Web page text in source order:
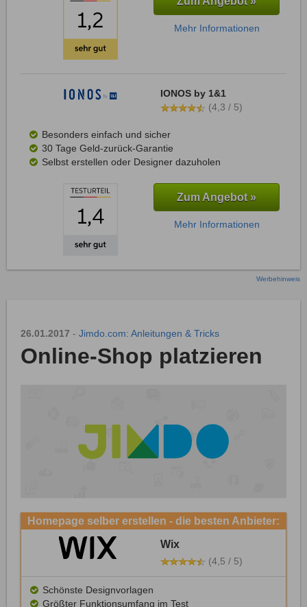
Mehr Informationen
IONOS by 1&1
(4,3 / 5)
Besonders einfach und sicher
30 Tage Geld-zurück-Garantie
Selbst erstellen oder Designer dazuholen
Zum Angebot »
Mehr Informationen
Werbehinweis
26.01.2017 - Jimdo.com: Anleitungen & Tricks
Online-Shop platzieren
Homepage selber erstellen - die besten Anbieter:
Wix
(4,5 / 5)
Schönste Designvorlagen
Größter Funktionsumfang im Test